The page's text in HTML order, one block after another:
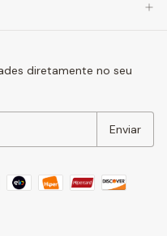
diretamente no seu